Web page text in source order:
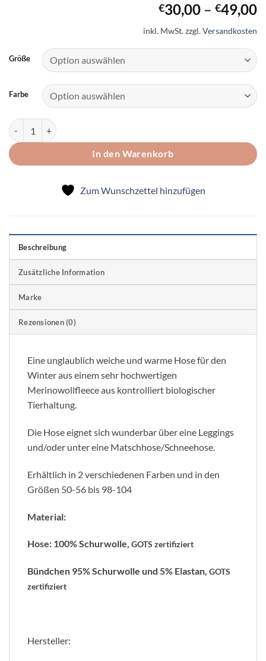
€30,00 – €49,00
inkl. MwSt.zzgl.Versandkosten
Größe
Farbe
Himmelsstürmer Natur Wollfleece Kuschelhose "Königskind" Menge
In den Warenkorb
Zum Wunschzettel hinzufügen
Beschreibung
Zusätzliche Information
Marke
Rezensionen (0)
Eine unglaublich weiche und warme Hose für den
Winter aus einem sehr hochwertigen
Merinowollfleece aus kontrolliert biologischer
Tierhaltung.
Die Hose eignet sich wunderbar über eine Leggings
und/oder unter eine Matschhose/Schneehose.
Erhältlich in 2 verschiedenen Farben und in den
Größen 50-56 bis 98-104
Material:
Hose: 100% Schurwolle, GOTS zertifiziert
Bündchen 95% Schurwolle und 5% Elastan, GOTS
zertifiziert
Hersteller: